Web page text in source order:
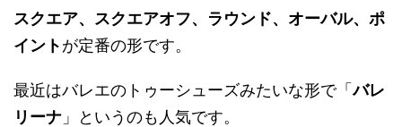
スクエア、スクエアオフ、ラウンド、オーバル、ポ
イントが定番の形です。
最近はバレエのトゥーシューズみたいな形で「バレ
リーナ 」というのも人気です。